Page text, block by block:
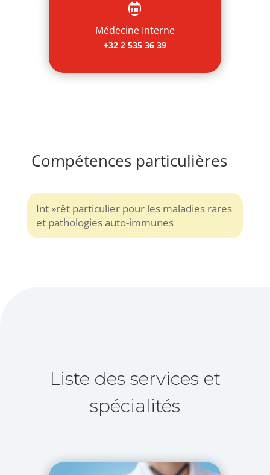

Médecine Interne
+32 2 535 36 39
Compétences particulières
Int »rêt particulier pour les maladies rares
et pathologies auto-immunes
Liste des services et
spécialités